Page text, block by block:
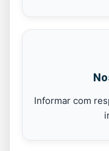
Informar com